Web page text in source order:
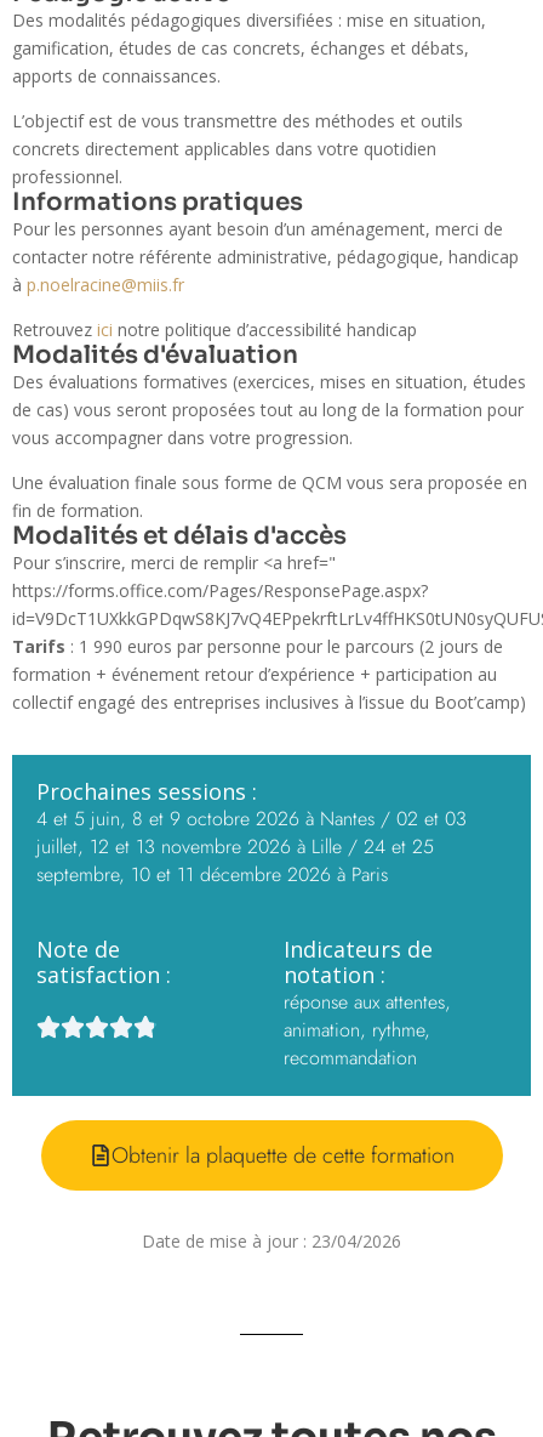
Des modalités pédagogiques diversifiées : mise en situation,
gamification, études de cas concrets, échanges et débats,
apports de connaissances.
L’objectif est de vous transmettre des méthodes et outils
concrets directement applicables dans votre quotidien
professionnel.
Informations pratiques
Pour les personnes ayant besoin d’un aménagement, merci de
contacter notre référente administrative, pédagogique, handicap
à p.noelracine@miis.fr
Retrouvez ici notre politique d’accessibilité handicap
Modalités d'évaluation
Des évaluations formatives (exercices, mises en situation, études
de cas) vous seront proposées tout au long de la formation pour
vous accompagner dans votre progression.
Une évaluation finale sous forme de QCM vous sera proposée en
fin de formation.
Modalités et délais d'accès
Pour s’inscrire, merci de remplir <a href="
https://forms.office.com/Pages/ResponsePage.aspx?
Tarifs : 1 990 euros par personne pour le parcours (2 jours de
formation + événement retour d’expérience + participation au
collectif engagé des entreprises inclusives à l’issue du Boot’camp)
Prochaines sessions :
4 et 5 juin, 8 et 9 octobre 2026 à Nantes / 02 et 03
juillet, 12 et 13 novembre 2026 à Lille / 24 et 25
septembre, 10 et 11 décembre 2026 à Paris
Note de
satisfaction :
Indicateurs de
notation :
réponse aux attentes,
animation, rythme,
recommandation
Obtenir la plaquette de cette formation
Date de mise à jour : 23/04/2026